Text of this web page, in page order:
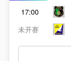
17:00
未开赛